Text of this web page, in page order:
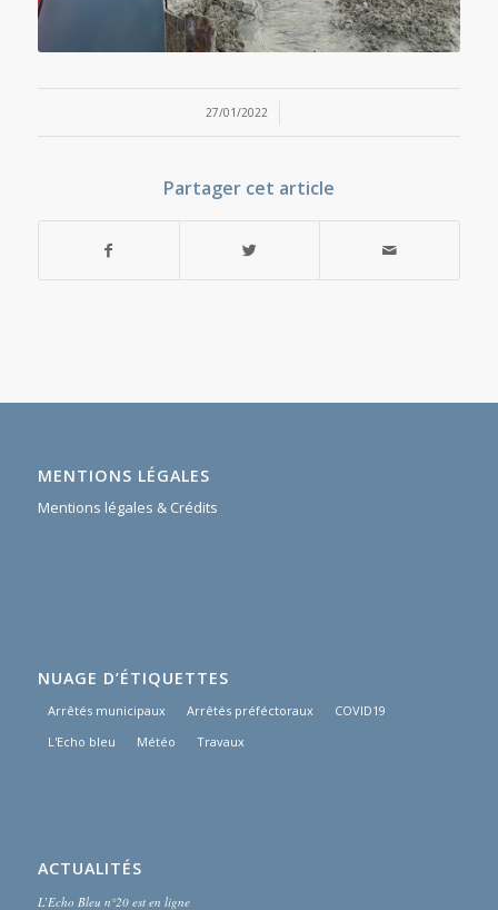
27/01/2022
/
Partager cet article
MENTIONS LÉGALES
Mentions légales & Crédits
NUAGE D’ÉTIQUETTES
Arrêtés municipaux Arrêtés préféctoraux
COVID19
L'Echo bleu
Météo Travaux
ACTUALITÉS
L’Echo Bleu n°20 est en ligne